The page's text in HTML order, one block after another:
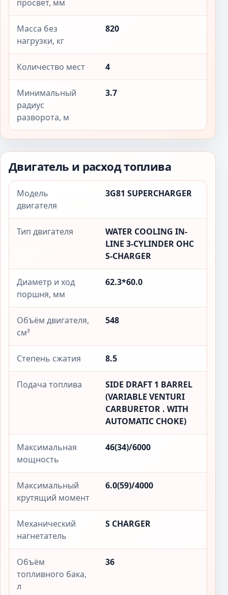
просвет, мм
Масса без
нагрузки, кг
820
Количество мест 4
Минимальный
радиус
разворота, м
3.7
Двигатель и расход топлива
Модель
двигателя
3G81 SUPERCHARGER
Тип двигателя
WATER COOLING IN-
LINE 3-CYLINDER OHC
S-CHARGER
Диаметр и ход
поршня, мм
62.3*60.0
Объём двигателя,
см³
548
Степень сжатия 8.5
Подача топлива
SIDE DRAFT 1 BARREL
(VARIABLE VENTURI
CARBURETOR . WITH
AUTOMATIC CHOKE)
Максимальная
мощность
46(34)/6000
Максимальный
крутящий момент
6.0(59)/4000
Механический
нагнетатель
S CHARGER
Объём
топливного бака,
л
36